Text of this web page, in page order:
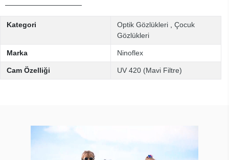
Kategori Optik Gözlükleri
Çocuk
Gözlükleri
Marka Ninoflex
Cam Özelliği UV 420 (Mavi Filtre)